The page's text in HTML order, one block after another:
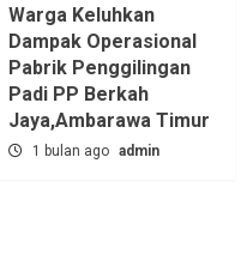
Warga Keluhkan
Dampak Operasional
Pabrik Penggilingan
Padi PP Berkah
Jaya,‎Ambarawa Timur
1 bulan ago admin